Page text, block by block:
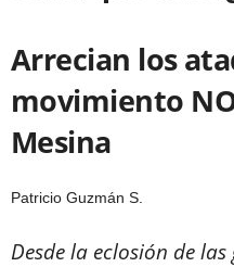
Arrecian los
movimiento
Mesina
Patricio Guzmán S.
Desde la eclosión de